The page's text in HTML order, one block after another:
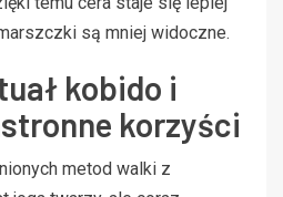
są mniej widoczne.
kobido i
korzyści
metod walki z